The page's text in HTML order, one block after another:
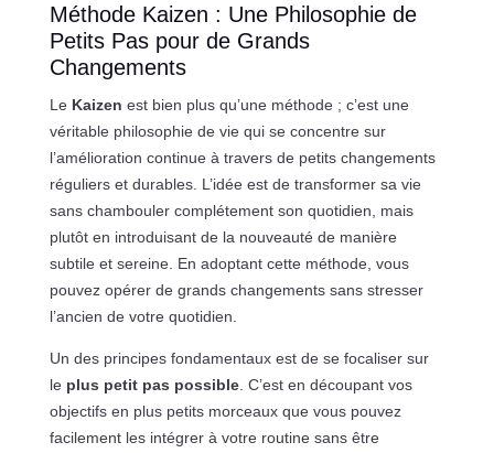
Méthode Kaizen : Une Philosophie de
Petits Pas pour de Grands
Changements
Le Kaizen est bien plus qu’une méthode ; c’est une
véritable philosophie de vie qui se concentre sur
l’amélioration continue à travers de petits changements
réguliers et durables. L’idée est de transformer sa vie
sans chambouler complétement son quotidien, mais
plutôt en introduisant de la nouveauté de manière
subtile et sereine. En adoptant cette méthode, vous
pouvez opérer de grands changements sans stresser
l’ancien de votre quotidien.
Un des principes fondamentaux est de se focaliser sur
le plus petit pas possible. C’est en découpant vos
objectifs en plus petits morceaux que vous pouvez
facilement les intégrer à votre routine sans être